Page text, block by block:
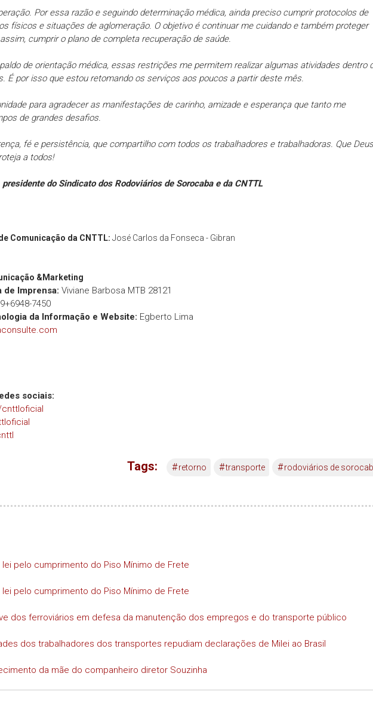
Por essa razão e seguindo determinação médica, ainda preciso cumprir protocolos de
físicos e situações de aglomeração. O objetivo é continuar me cuidando e também proteger
cumprir o plano de completa recuperação de saúde.
de orientação médica, essas restrições me permitem realizar algumas atividades dentro
É por isso que estou retomando os serviços aos poucos a partir deste mês.
para agradecer as manifestações de carinho, amizade e esperança que tanto me
de grandes desafios.
fé e persistência, que compartilho com todos os trabalhadores e trabalhadoras. Que Deus
a todos!
do Sindicato dos Rodoviários de Sorocaba e da CNTTL
Comunicação da CNTTL: José Carlos da Fonseca - Gibran
&Marketing
de Imprensa: Viviane Barbosa MTB 28121
7450
da Informação e Website: Egberto Lima
sociais:
Tags: #retorno #transporte #rodoviários de
lei pelo cumprimento do Piso Mínimo de Frete
lei pelo cumprimento do Piso Mínimo de Frete
dos ferroviários em defesa da manutenção dos empregos e do transporte público
dos trabalhadores dos transportes repudiam declarações de Milei ao Brasil
da mãe do companheiro diretor Souzinha